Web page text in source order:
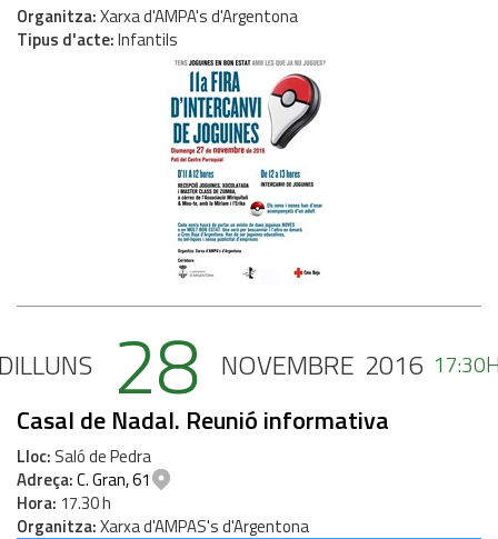
Organitza Xarxa d'AMPA's d'Argentona
Tipus d'acte Infantils
28 NOVEMBRE 2016
Casal de Nadal. Reunió informativa
Lloc Saló de Pedra
Adreça C. Gran, 61
Hora 17.30 h
Organitza Xarxa d'AMPAS's d'Argentona